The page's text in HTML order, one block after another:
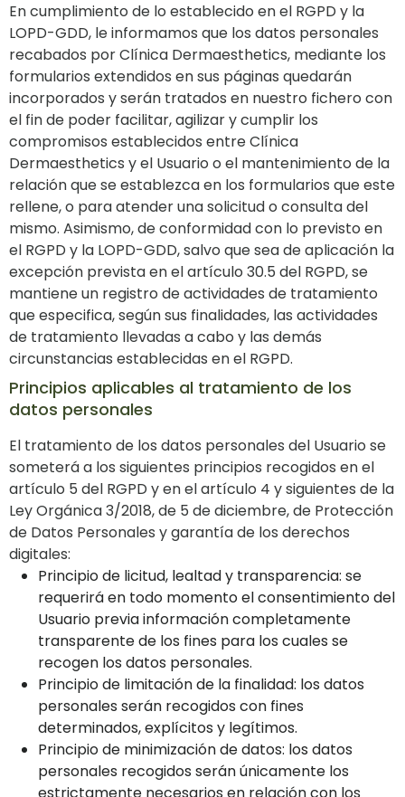
En cumplimiento de lo establecido en el RGPD y la
LOPD-GDD, le informamos que los datos personales
recabados por Clínica Dermaesthetics, mediante los
formularios extendidos en sus páginas quedarán
incorporados y serán tratados en nuestro fichero con
el fin de poder facilitar, agilizar y cumplir los
compromisos establecidos entre Clínica
Dermaesthetics y el Usuario o el mantenimiento de la
relación que se establezca en los formularios que este
rellene, o para atender una solicitud o consulta del
mismo. Asimismo, de conformidad con lo previsto en
el RGPD y la LOPD-GDD, salvo que sea de aplicación la
excepción prevista en el artículo 30.5 del RGPD, se
mantiene un registro de actividades de tratamiento
que especifica, según sus finalidades, las actividades
de tratamiento llevadas a cabo y las demás
circunstancias establecidas en el RGPD.
Principios aplicables al tratamiento de los
datos personales
El tratamiento de los datos personales del Usuario se
someterá a los siguientes principios recogidos en el
artículo 5 del RGPD y en el artículo 4 y siguientes de la
Ley Orgánica 3/2018, de 5 de diciembre, de Protección
de Datos Personales y garantía de los derechos
digitales:
Principio de licitud, lealtad y transparencia: se
requerirá en todo momento el consentimiento del
Usuario previa información completamente
transparente de los fines para los cuales se
recogen los datos personales.
Principio de limitación de la finalidad: los datos
personales serán recogidos con fines
determinados, explícitos y legítimos.
Principio de minimización de datos: los datos
personales recogidos serán únicamente los